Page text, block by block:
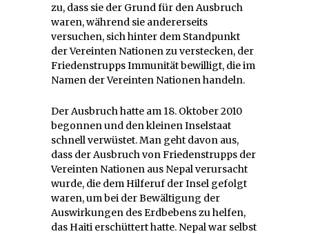
zu, dass sie der Grund für den Ausbruch
waren, während sie andererseits
versuchen, sich hinter dem Standpunkt
der Vereinten Nationen zu verstecken, der
Friedenstrupps Immunität bewilligt, die im
Namen der Vereinten Nationen handeln.
Der Ausbruch hatte am 18. Oktober 2010
begonnen und den kleinen Inselstaat
schnell verwüstet. Man geht davon aus,
dass der Ausbruch von Friedenstrupps der
Vereinten Nationen aus Nepal verursacht
wurde, die dem Hilferuf der Insel gefolgt
waren, um bei der Bewältigung der
Auswirkungen des Erdbebens zu helfen,
das Haiti erschüttert hatte. Nepal war selbst